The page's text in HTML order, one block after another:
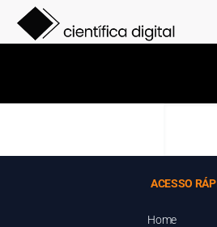
ACESSO
Home